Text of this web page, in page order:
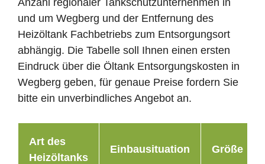
und um Wegberg und der Entfernung des
Heizöltank Fachbetriebs zum Entsorgungsort
abhängig. Die Tabelle soll Ihnen einen ersten
Eindruck über die Öltank Entsorgungskosten in
Wegberg geben, für genaue Preise fordern Sie
bitte ein unverbindliches Angebot an.
Art des
Heizöltanks
Einbausituation Größe